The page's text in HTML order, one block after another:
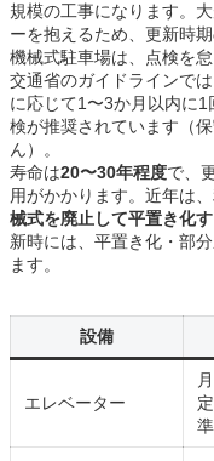
規模の工事になります。
ーを抱えるため、更新時
機械式駐車場は、点検を
交通省のガイドラインで
に応じて1〜3か月以内に
検が推奨されています（
ん）。
寿命は20〜30年程度で、
用がかかります。近年は
械式を廃止して平置き化す
新時には、平置き化・部
ます。
設備
エレベーター